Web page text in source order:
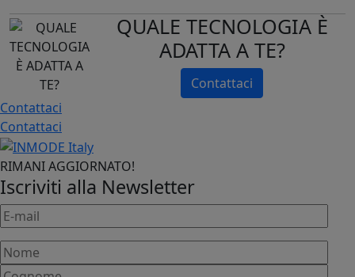
QUALE TECNOLOGIA È
ADATTA A TE?
Contattaci
Contattaci
Contattaci
RIMANI AGGIORNATO!
Iscriviti alla Newsletter